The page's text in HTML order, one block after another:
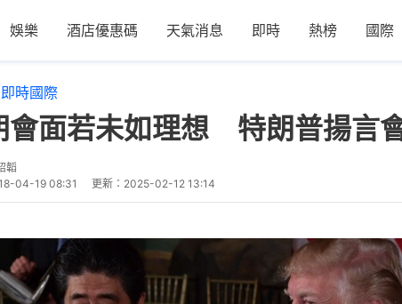
娛樂 酒店優惠碼 天氣消息 即時 熱榜 國際
即時國際
會面若未如理想 特朗普揚言
韜
04-19 08:31 更新： 2025-02-12 13:14